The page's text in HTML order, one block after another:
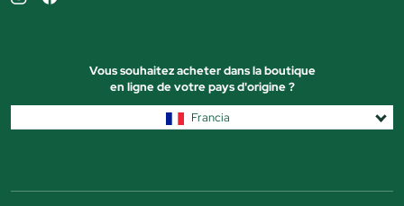
Vous souhaitez acheter dans la boutique
en ligne de votre pays d'origine ?
Francia